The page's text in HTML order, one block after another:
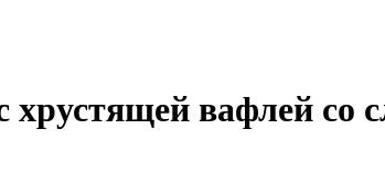
вафлей со